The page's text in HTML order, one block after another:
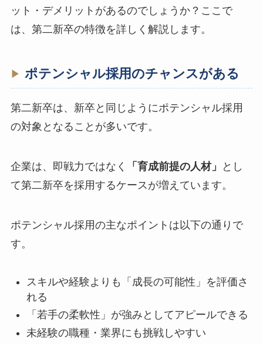
ット・デメリットがあるのでしょうか？ここで
は、第二新卒の特徴を詳しく解説します。
ポテンシャル採用のチャンスがある
第二新卒は、新卒と同じようにポテンシャル採用
の対象となることが多いです。
企業は、即戦力ではなく 「育成前提の人材」
とし
て第二新卒を採用するケースが増えています。
ポテンシャル採用の主なポイントは以下の通りで
す。
スキルや経験よりも「成長の可能性」を評価さ
れる
「若手の柔軟性」が強みとしてアピールできる
未経験の職種・業界にも挑戦しやすい